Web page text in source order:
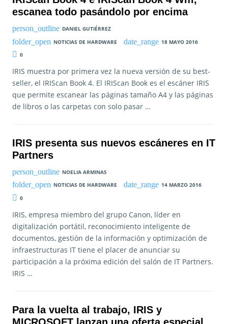
escanea todo pasándolo por encima
DANIEL GUTIÉRREZ
NOTICIAS DE HARDWARE
18 MAYO 2016
0
IRIS muestra por primera vez la nueva versión de su best-
seller, el IRIScan Book 4. El IRIScan Book es el escáner IRIS
que permite escanear las páginas tamaño A4 y las páginas
de libros o las carpetas con solo pasar …
IRIS presenta sus nuevos escáneres en IT
Partners
NOELIA ARMINAS
NOTICIAS DE HARDWARE
14 MARZO 2016
0
IRIS, empresa miembro del grupo Canon, líder en
digitalización portátil, reconocimiento inteligente de
documentos, gestión de la información y optimización de
infraestructuras IT tiene el placer de anunciar su
participación a la próxima edición del salón de IT Partners.
IRIS …
Para la vuelta al trabajo, IRIS y